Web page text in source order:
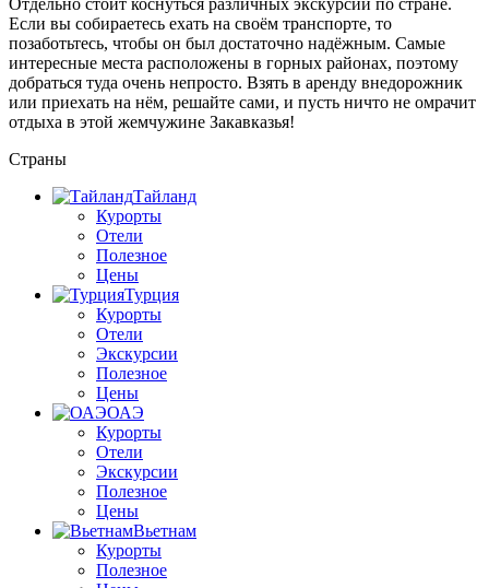
Отдельно стоит коснуться различных экскурсий по стране.
Если вы собираетесь ехать на своём транспорте, то
позаботьтесь, чтобы он был достаточно надёжным. Самые
интересные места расположены в горных районах, поэтому
добраться туда очень непросто. Взять в аренду внедорожник
или приехать на нём, решайте сами, и пусть ничто не омрачит
отдыха в этой жемчужине Закавказья!
Страны
Тайланд
Курорты
Отели
Полезное
Цены
Турция
Курорты
Отели
Экскурсии
Полезное
Цены
ОАЭ
Курорты
Отели
Экскурсии
Полезное
Цены
Вьетнам
Курорты
Полезное